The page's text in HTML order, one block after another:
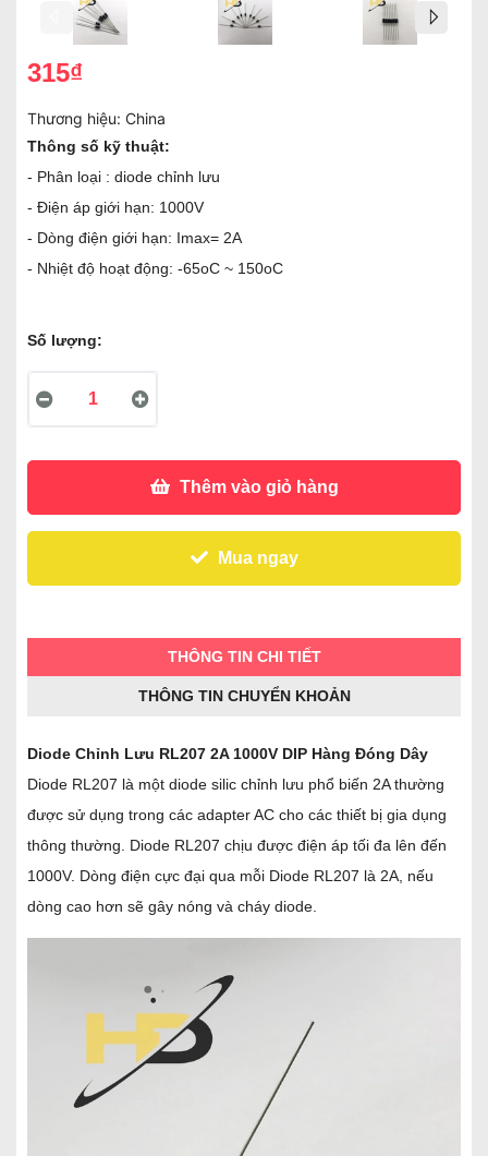
315₫
Thương hiệu: China
Thông số kỹ thuật:
- Phân loại : diode chỉnh lưu
- Điện áp giới hạn: 1000V
- Dòng điện giới hạn: Imax= 2A
- Nhiệt độ hoạt động: -65oC ~ 150oC
Số lượng:
Thêm vào giỏ hàng
Mua ngay
THÔNG TIN CHI TIẾT
THÔNG TIN CHUYỂN KHOẢN
Diode Chỉnh Lưu RL207 2A 1000V DIP Hàng Đóng Dây
Diode RL207 là một diode silic chỉnh lưu phổ biến 2A thường
được sử dụng trong các adapter AC cho các thiết bị gia dụng
thông thường. Diode RL207 chịu được điện áp tối đa lên đến
1000V. Dòng điện cực đại qua mỗi Diode RL207 là 2A, nếu
dòng cao hơn sẽ gây nóng và cháy diode.